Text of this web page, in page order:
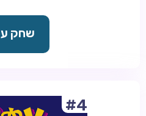
שחק
#4